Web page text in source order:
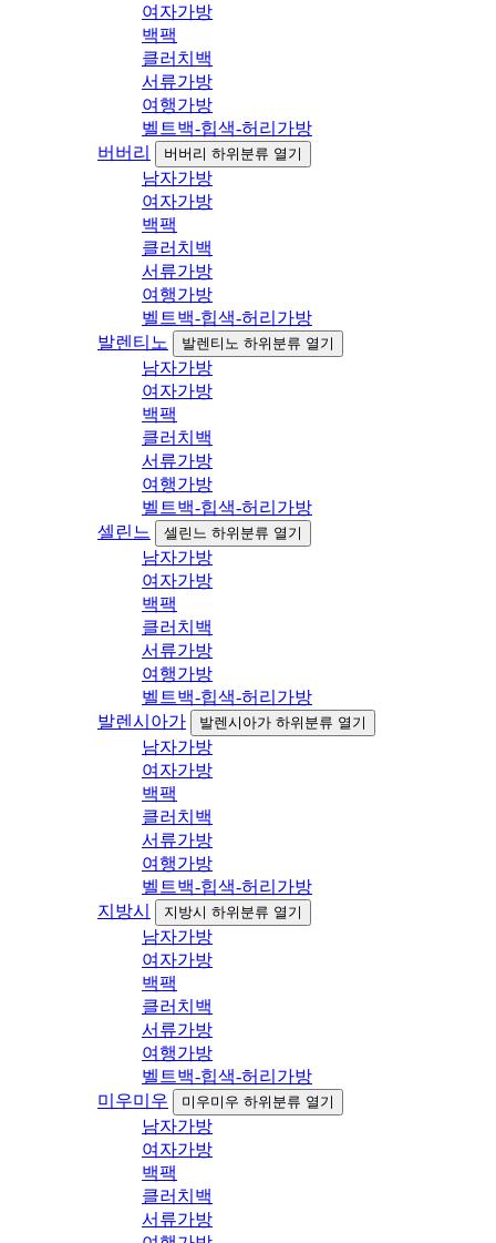
여자가방
백팩
클러치백
서류가방
여행가방
벨트백-힙색-허리가방
버버리
버버리 하위분류 열기
남자가방
여자가방
백팩
클러치백
서류가방
여행가방
벨트백-힙색-허리가방
발렌티노
발렌티노 하위분류 열기
남자가방
여자가방
백팩
클러치백
서류가방
여행가방
벨트백-힙색-허리가방
셀린느
셀린느 하위분류 열기
남자가방
여자가방
백팩
클러치백
서류가방
여행가방
벨트백-힙색-허리가방
발렌시아가
발렌시아가 하위분류 열기
남자가방
여자가방
백팩
클러치백
서류가방
여행가방
벨트백-힙색-허리가방
지방시
지방시 하위분류 열기
남자가방
여자가방
백팩
클러치백
서류가방
여행가방
벨트백-힙색-허리가방
미우미우
미우미우 하위분류 열기
남자가방
여자가방
백팩
클러치백
서류가방